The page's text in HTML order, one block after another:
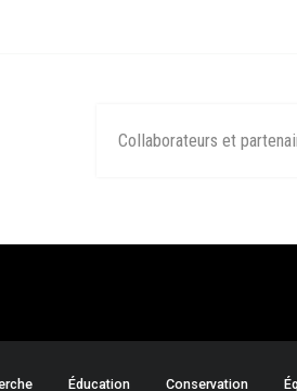
Collaborateurs et
Éducation Conservation